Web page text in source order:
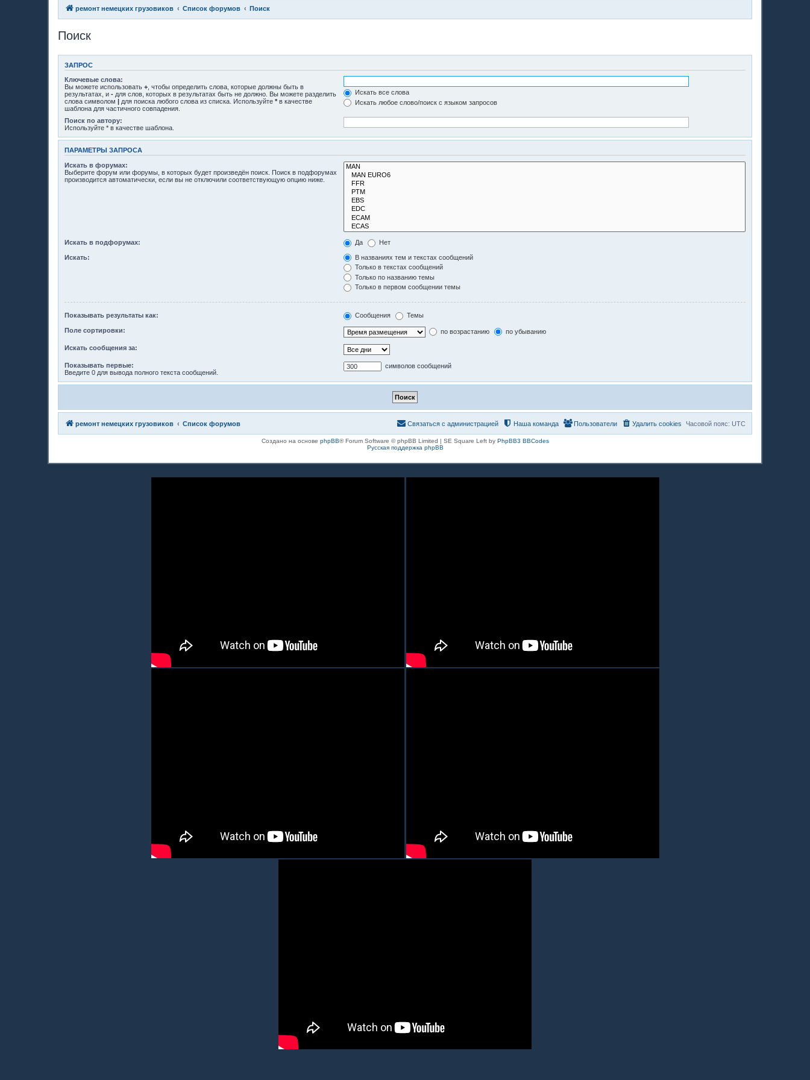
ремонт немецких грузовиков Список форумов Поиск
Поиск
ЗАПРОС
Ключевые слова:
Вы можете использовать + , чтобы определить слова, которые должны быть в
результатах, и - для слов, которых в результатах быть не должно. Вы можете разделить
слова символом | для поиска любого слова из списка. Используйте * в качестве
шаблона для частичного совпадения.
Искать все слова
Искать любое слово/поиск с языком запросов
Поиск по автору:
Используйте * в качестве шаблона.
ПАРАМЕТРЫ ЗАПРОСА
Искать в форумах:
Выберите форум или форумы, в которых будет произведён поиск. Поиск в подфорумах
производится автоматически, если вы не отключили соответствующую опцию ниже.
Искать в подфорумах: Да Нет
Искать:
В названиях тем и текстах сообщений
Только в текстах сообщений
Только по названию темы
Только в первом сообщении темы
Показывать результаты как: Сообщения Темы
Поле сортировки: по возрастанию по убыванию
Искать сообщения за:
Показывать первые:
Введите 0 для вывода полного текста сообщений.
символов сообщений
ремонт немецких грузовиков Список форумов Часовой пояс: UTC
Удалить cookies
Пользователи
Наша команда
Связаться с администрацией
Создано на основе phpBB® Forum Software © phpBB Limited | SE Square Left by PhpBB3 BBCodes
Русская поддержка phpBB